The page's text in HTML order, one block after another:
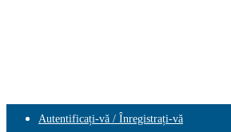
Autentificați-vă / Înregistrați-vă